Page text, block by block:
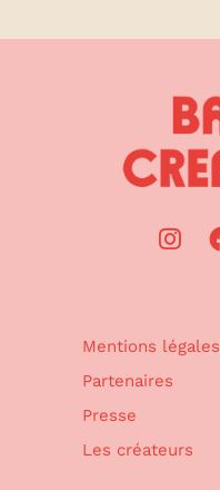
Mentions légales
Partenaires
Presse
Les créateurs